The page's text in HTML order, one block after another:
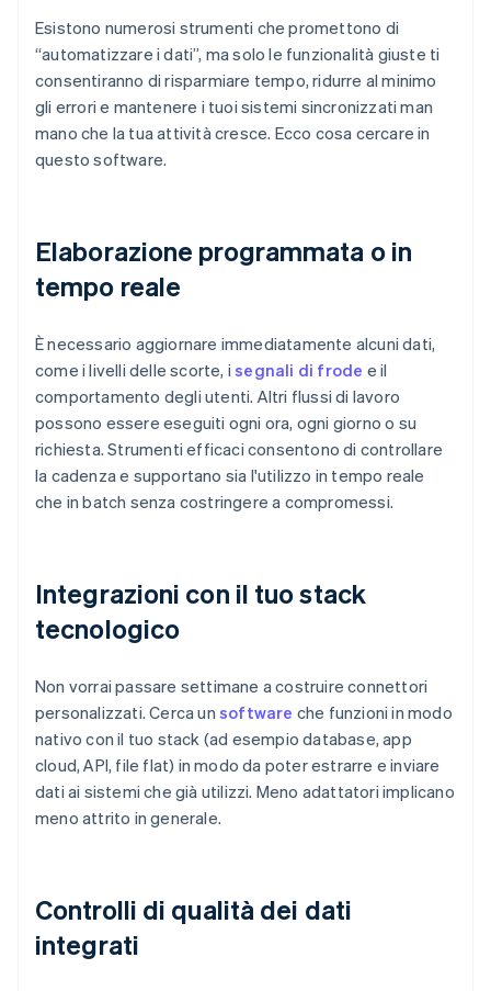
Esistono numerosi strumenti che promettono di
“automatizzare i dati”, ma solo le funzionalità giuste ti
consentiranno di risparmiare tempo, ridurre al minimo
gli errori e mantenere i tuoi sistemi sincronizzati man
mano che la tua attività cresce. Ecco cosa cercare in
questo software.
Elaborazione programmata o in
tempo reale
È necessario aggiornare immediatamente alcuni dati,
come i livelli delle scorte, isegnali di frode e il
comportamento degli utenti. Altri flussi di lavoro
possono essere eseguiti ogni ora, ogni giorno o su
richiesta. Strumenti efficaci consentono di controllare
la cadenza e supportano sia l'utilizzo in tempo reale
che in batch senza costringere a compromessi.
Integrazioni con il tuo stack
tecnologico
Non vorrai passare settimane a costruire connettori
personalizzati. Cerca un software che funzioni in modo
nativo con il tuo stack (ad esempio database, app
cloud, API, file flat) in modo da poter estrarre e inviare
dati ai sistemi che già utilizzi. Meno adattatori implicano
meno attrito in generale.
Controlli di qualità dei dati
integrati